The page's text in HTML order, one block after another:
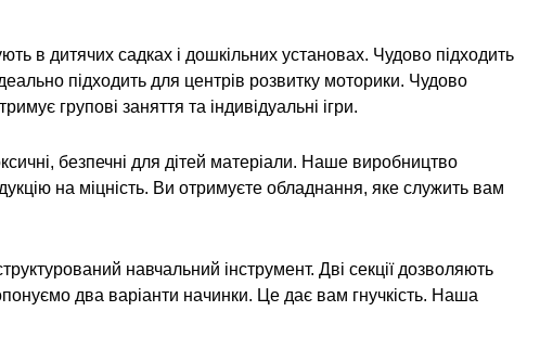
в дитячих садках і дошкільних установах. Чудово підходить
підходить для центрів розвитку моторики. Чудово
групові заняття та індивідуальні ігри.
безпечні для дітей матеріали. Наше виробництво
на міцність. Ви отримуєте обладнання, яке служить вам
навчальний інструмент. Дві секції дозволяють
два варіанти начинки. Це дає вам гнучкість. Наша